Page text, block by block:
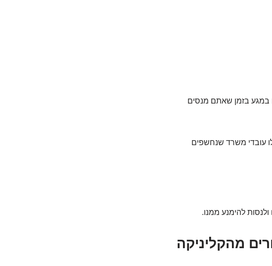
במגע בזמן שאתם מנסים
עובדי משרד שנחשפים
להימנע ממנו.
מהקליניקה